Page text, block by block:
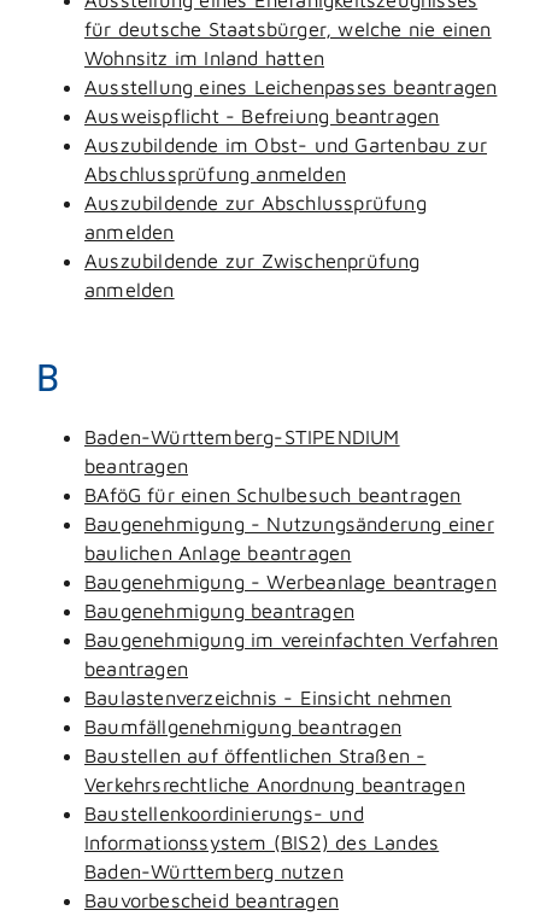
für deutsche Staatsbürger, welche nie einen
Wohnsitz im Inland hatten
Ausstellung eines Leichenpasses beantragen
Ausweispflicht - Befreiung beantragen
Auszubildende im Obst- und Gartenbau zur
Abschlussprüfung anmelden
Auszubildende zur Abschlussprüfung
anmelden
Auszubildende zur Zwischenprüfung
anmelden
B
Baden-Württemberg-STIPENDIUM
beantragen
BAföG für einen Schulbesuch beantragen
Baugenehmigung - Nutzungsänderung einer
baulichen Anlage beantragen
Baugenehmigung - Werbeanlage beantragen
Baugenehmigung beantragen
Baugenehmigung im vereinfachten Verfahren
beantragen
Baulastenverzeichnis - Einsicht nehmen
Baumfällgenehmigung beantragen
Baustellen auf öffentlichen Straßen -
Verkehrsrechtliche Anordnung beantragen
Baustellenkoordinierungs- und
Informationssystem (BIS2) des Landes
Baden-Württemberg nutzen
Bauvorbescheid beantragen